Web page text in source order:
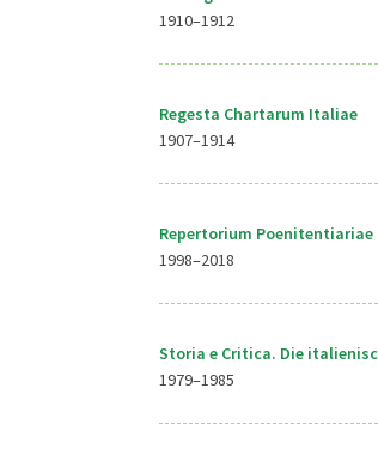
1910–1912
Regesta Chartarum Italiae
1907–1914
Repertorium Poenitentiariae
1998–2018
Storia e Critica. Die
1979–1985